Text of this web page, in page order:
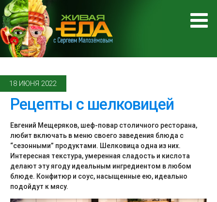
18 ИЮНЯ 2022
Рецепты с шелковицей
Евгений Мещеряков, шеф-повар столичного ресторана,
любит включать в меню своего заведения блюда с
“сезонными” продуктами. Шелковица одна из них.
Интересная текстура, умеренная сладость и кислота
делают эту ягоду идеальным ингредиентом в любом
блюде. Конфитюр и соус, насыщенные ею, идеально
подойдут к мясу.